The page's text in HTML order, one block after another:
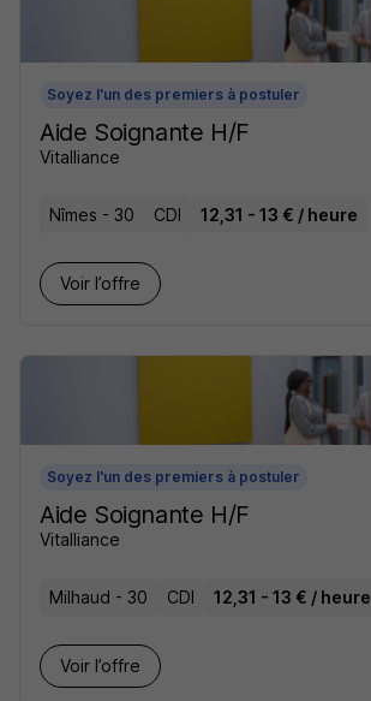
Soyez l'un des premiers à postuler
Aide Soignante H/F
Vitalliance
Nîmes - 30 CDI 12,31 - 13 € / heure
Voir l’offre
Soyez l'un des premiers à postuler
Aide Soignante H/F
Vitalliance
Milhaud - 30 CDI 12,31 - 13 € / heure
Voir l’offre